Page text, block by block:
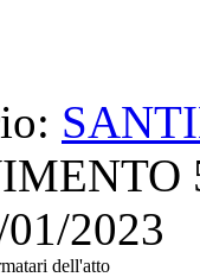
2023
dell'atto